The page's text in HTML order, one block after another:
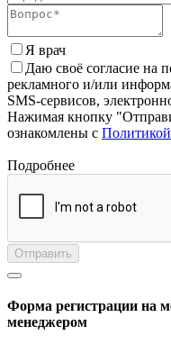
Я врач
Даю своё согласие на
рекламного и/или
SMS-сервисов,
Нажимая кнопку
ознакомлены с
Подробнее
Отправить
Форма регистрации на
менеджером